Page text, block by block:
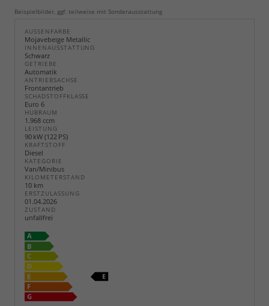
Beispielbilder, ggf. teilweise mit Sonderausstattung
AUSSENFARBE
Mojavebeige Metallic
INNENAUSSTATTUNG
Schwarz
GETRIEBE
Automatik
ANTRIEBSACHSE
Frontantrieb
SCHADSTOFFKLASSE
Euro 6
HUBRAUM
1.968 ccm
LEISTUNG
90 kW (122 PS)
KRAFTSTOFF
Diesel
KATEGORIE
Van/Minibus
KILOMETERSTAND
10 km
ERSTZULASSUNG
01.04.2026
ZUSTAND
unfallfrei